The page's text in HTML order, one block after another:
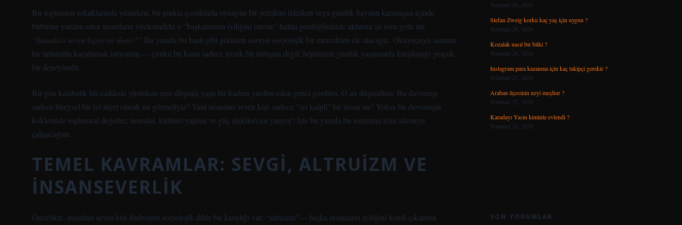
Bir toplumun sokaklarında yürürken, bir parkta çocuklarla oynayan bir yetişkini izlerken veya günlük hayatın karmaşası içinde
birbirine yardım eden insanların yüzlerindeki o “başkalarının iyiliğini isteme” halini gördüğünüzde aklınıza şu soru gelir mi:
“İnsanları seven kişiye ne denir?” Bu yazıda bu basit gibi görünen soruyu sosyolojik bir mercekten ele alacağız. Okuyucuyu samimi
bir anlatımla karşılamak istiyorum — çünkü bu konu sadece teorik bir tartışma değil; hepimizin günlük yaşamında karşılaştığı gerçek
bir deneyimdir.
Bir gün kalabalık bir caddede yürürken yere düşmüş yaşlı bir kadına yardım eden genci gördüm. O an düşündüm: Bu davranışı
sadece bireysel bir iyi niyet olarak mı görmeliyiz? Yani insanları seven kişi, sadece “iyi kalpli” bir insan mı? Yoksa bu davranışın
köklerinde toplumsal değerler, normlar, kültürel yapılar ve güç ilişkileri mi yatıyor? İşte bu yazıda bu soruların izini sürmeye
çalışacağım.
TEMEL KAVRAMLAR: SEVGI, ALTRUIZM VE
İNSANSEVERLIK
Öncelikle, insanları seven kişi ifadesinin sosyolojik dilde bir karşılığı var: “altruizm” — başka insanların iyiliğini kendi çıkarının
Temmuz 30, 2026
Stefan Zweig korku kaç yaş için uygun ?
Temmuz 28, 2026
Kozalak nasıl bir bitki ?
Temmuz 26, 2026
Instagram para kazanma için kaç takipçi gerekir ?
Temmuz 25, 2026
Araban ilçesinin neyi meşhur ?
Temmuz 25, 2026
Karadayı Yasin kiminle evlendi ?
Temmuz 24, 2026
SON YORUMLAR